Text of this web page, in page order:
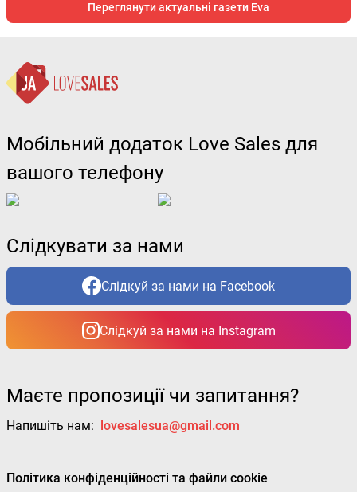
Переглянути актуальні газети Eva
Мобільний додаток Love Sales для
вашого телефону
Слідкувати за нами
Слідкуй за нами на Facebook
Слідкуй за нами на Instagram
Маєте пропозиції чи запитання?
Напишіть нам: lovesalesua@gmail.com
Політика конфіденційності та файли cookie